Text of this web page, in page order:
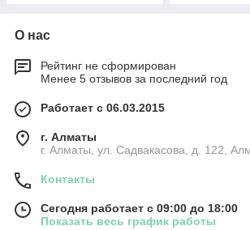
О нас
Рейтинг не сформирован
Менее 5 отзывов за последний год
Работает с 06.03.2015
г. Алматы
г. Алматы, ул. Садвакасова, д. 122,
Контакты
Сегодня работает с 09:00 до 18:00
Показать весь график работы